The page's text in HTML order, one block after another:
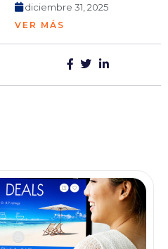
diciembre 31, 2025
VER MÁS